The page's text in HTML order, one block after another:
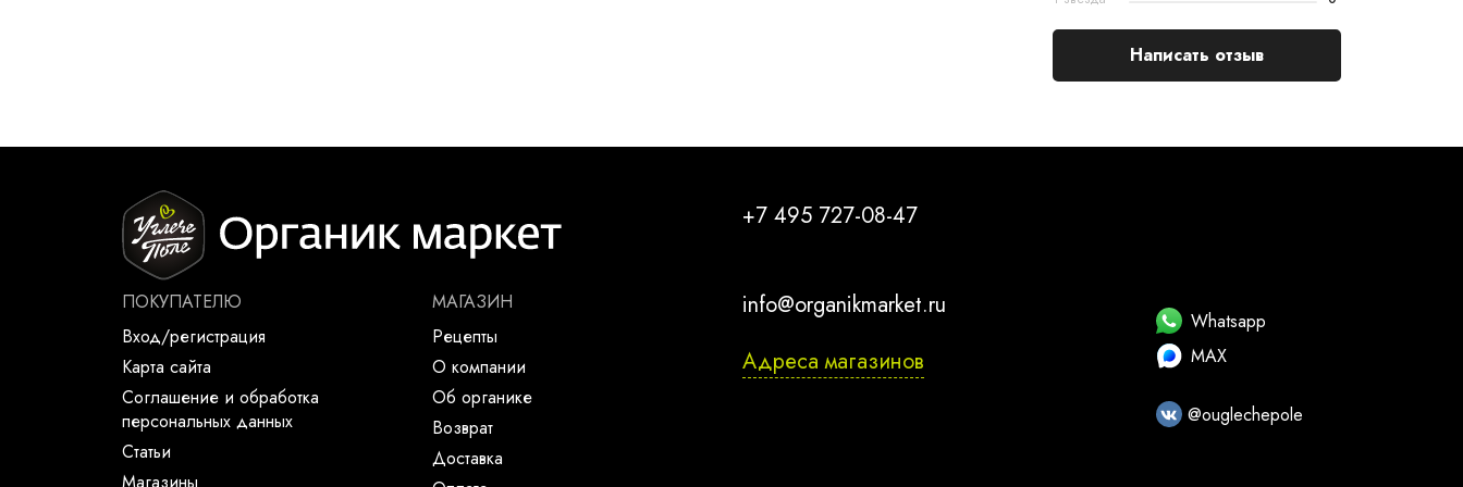
Написать отзыв
ПОКУПАТЕЛЮ
Вход/регистрация
Карта сайта
Соглашение и обработка
персональных данных
Статьи
МАГАЗИН
Рецепты
О компании
Об органике
Возврат
Доставка
+7 495 727-08-47
info@organikmarket.ru
Адреса магазинов
Whatsapp
MAX
@ouglechepole